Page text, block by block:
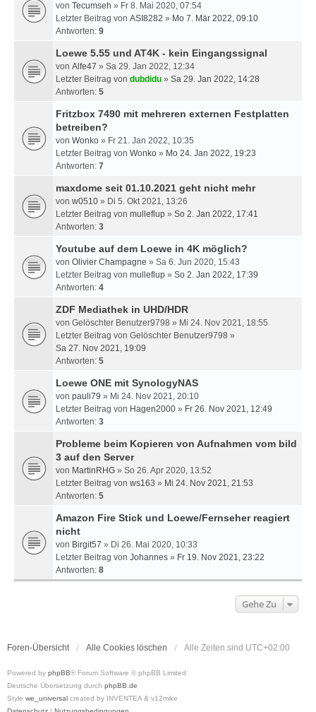
von Tecumseh » Fr 8. Mai 2020, 07:54
Letzter Beitrag von ASI8282 » Mo 7. Mär 2022, 09:10
Antworten: 9
Loewe 5.55 und AT4K - kein Eingangssignal
von Alfe47 » Sa 29. Jan 2022, 12:34
Letzter Beitrag von dubdidu » Sa 29. Jan 2022, 14:28
Antworten: 5
Fritzbox 7490 mit mehreren externen Festplatten
betreiben?
von Wonko » Fr 21. Jan 2022, 10:35
Letzter Beitrag von Wonko » Mo 24. Jan 2022, 19:23
Antworten: 7
maxdome seit 01.10.2021 geht nicht mehr
von w0510 » Di 5. Okt 2021, 13:26
Letzter Beitrag von mulleflup » So 2. Jan 2022, 17:41
Antworten: 3
Youtube auf dem Loewe in 4K möglich?
von Olivier Champagne » Sa 6. Jun 2020, 15:43
Letzter Beitrag von mulleflup » So 2. Jan 2022, 17:39
Antworten: 4
ZDF Mediathek in UHD/HDR
von Gelöschter Benutzer9798 » Mi 24. Nov 2021, 18:55
Letzter Beitrag von Gelöschter Benutzer9798 »
Sa 27. Nov 2021, 19:09
Antworten: 5
Loewe ONE mit SynologyNAS
von pauli79 » Mi 24. Nov 2021, 20:10
Letzter Beitrag von Hagen2000 » Fr 26. Nov 2021, 12:49
Antworten: 3
Probleme beim Kopieren von Aufnahmen vom bild
3 auf den Server
von MartinRHG » So 26. Apr 2020, 13:52
Letzter Beitrag von ws163 » Mi 24. Nov 2021, 21:53
Antworten: 5
Amazon Fire Stick und Loewe/Fernseher reagiert
nicht
von Birgit57 » Di 26. Mai 2020, 10:33
Letzter Beitrag von Johannes » Fr 19. Nov 2021, 23:22
Antworten: 8
Gehe Zu
Foren-Übersicht Alle Cookies löschen Alle Zeiten sind UTC+02:00
Powered by phpBB® Forum Software © phpBB Limited
Deutsche Übersetzung durch phpBB.de
Style we_universal created by INVENTEA & v12mike